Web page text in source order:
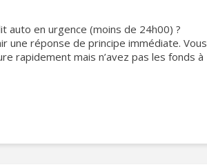
auto en urgence (moins de 24h00) ?
une réponse de principe immédiate. Vous
rapidement mais n’avez pas les fonds à